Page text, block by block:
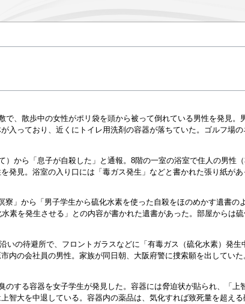
、散歩中の女性がポリ袋を頭から被って倒れている男性を発見
入っており、近くにトイレ用洗剤の容器が落ちていた。ゴルフ場
）から「息子が自殺した」と通報。8階の一室の浴室で住人の男性
発見。浴室の入り口には「毒ガス発生」などと書かれた張り紙があ
」から「男子学生から硫化水素を使った自殺をほのめかす遺書
素を発生させる」との内容が書かれた遺書があった。部屋からは硫
いの待避所で、フロントガラスなどに「有毒ガス（硫化水素）発
内の会社員の男性。家族が同日朝、大阪府警に捜索願を出していた
のする容器を女子学生が発見した。容器には脅迫状が貼られ、「
智大を中退している。容器内の薬品は、気化すれば致死量を超え